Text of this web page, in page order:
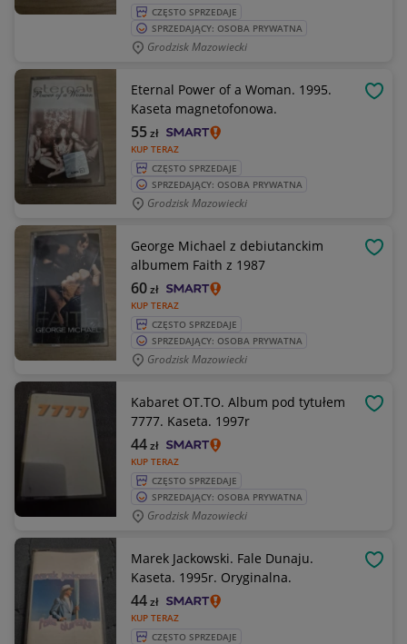
CZĘSTO SPRZEDAJE
SPRZEDAJĄCY: OSOBA PRYWATNA
Grodzisk Mazowiecki
Eternal Power of a Woman. 1995.
Kaseta magnetofonowa.
KUP TERAZ
55zł
CZĘSTO SPRZEDAJE
SPRZEDAJĄCY: OSOBA PRYWATNA
Grodzisk Mazowiecki
George Michael z debiutanckim
albumem Faith z 1987
KUP TERAZ
60zł
CZĘSTO SPRZEDAJE
SPRZEDAJĄCY: OSOBA PRYWATNA
Grodzisk Mazowiecki
Kabaret OT.TO. Album pod tytułem
7777. Kaseta. 1997r
KUP TERAZ
44zł
CZĘSTO SPRZEDAJE
SPRZEDAJĄCY: OSOBA PRYWATNA
Grodzisk Mazowiecki
Marek Jackowski. Fale Dunaju.
Kaseta. 1995r. Oryginalna.
KUP TERAZ
44zł
CZĘSTO SPRZEDAJE